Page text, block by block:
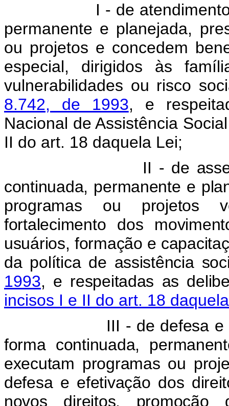
atendimento:
permanente e planejada,
ou projetos e concedem
especial, dirigidos às
vulnerabilidades ou risco
8.742, de 1993, e
Nacional de Assistência
II do art. 18 daquela Lei;
de
continuada, permanente e
programas ou projetos
fortalecimento dos
usuários, formação e
da política de assistência
1993, e respeitadas as
incisos I e II do art. 18
de defesa e garantia
forma continuada,
executam programas ou
defesa e efetivação dos
novos direitos, promoção